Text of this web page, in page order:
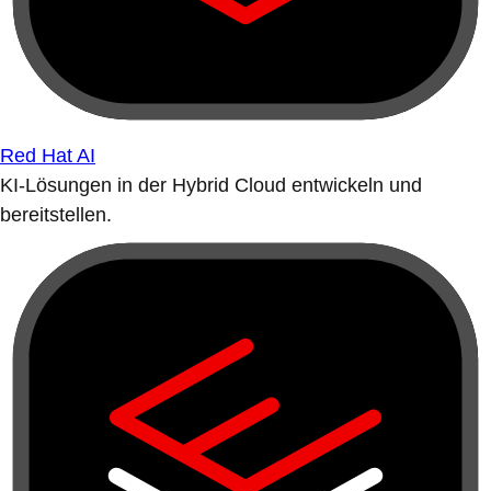
Red Hat AI
KI-Lösungen in der Hybrid Cloud entwickeln und
bereitstellen.